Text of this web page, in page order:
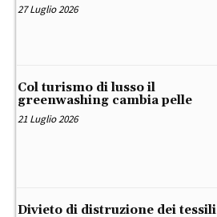
27 Luglio 2026
Col turismo di lusso il
greenwashing cambia pelle
21 Luglio 2026
Divieto di distruzione dei tessili